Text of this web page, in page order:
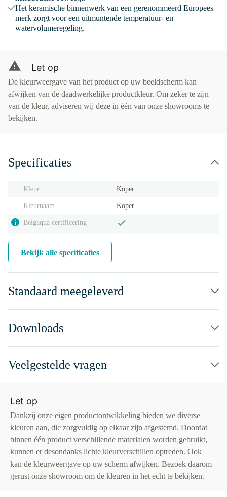
Het keramische binnenwerk van een gerenommeerd Europees
merk zorgt voor een uitmuntende temperatuur- en
watervolumeregeling.
Let op
De kleurweergave van het product op uw beeldscherm kan
afwijken van de daadwerkelijke productkleur. Om zeker te zijn
van de kleur, adviseren wij deze in één van onze showrooms te
bekijken.
Specificaties
Kleur Koper
Kleurnaam Koper
i Belgaqua certificering
Bekijk alle specificaties
Standaard meegeleverd
Downloads
Veelgestelde vragen
Let op
Dankzij onze eigen productontwikkeling bieden we diverse
kleuren aan, die zorgvuldig op elkaar zijn afgestemd. Doordat
binnen één product verschillende materialen worden gebruikt,
kunnen er desondanks lichte kleurverschillen optreden. Ook
kan de kleurweergave op uw scherm afwijken. Bezoek daarom
gerust onze showroom om de kleuren in het echt te bekijken.